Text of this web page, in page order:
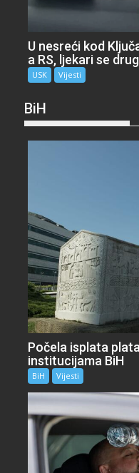
U nesreći kod
a RS, ljekari se
USK Vijesti
BiH
Počela isplata
institucijama BiH
BiH Vijesti